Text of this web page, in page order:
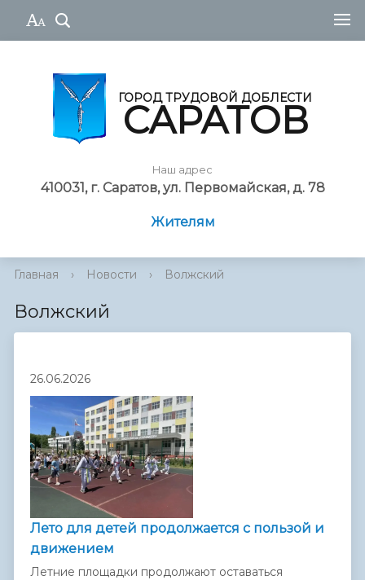
ГОРОД ТРУДОВОЙ ДОБЛЕСТИ
САРАТОВ
Наш адрес
410031, г. Саратов, ул. Первомайская, д. 78
Жителям
Главная › Новости › Волжский
Волжский
26.06.2026
Лето для детей продолжается с пользой и
движением
Летние площадки продолжают оставаться